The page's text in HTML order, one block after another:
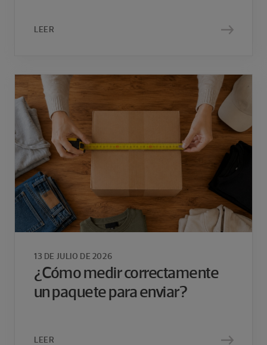
LEER
13 DE JULIO DE 2026
¿Cómo medir correctamente
un paquete para enviar?
LEER